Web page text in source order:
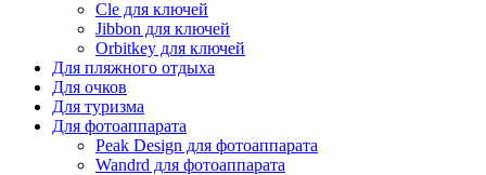
Cle для ключей
Jibbon для ключей
Orbitkey для ключей
Для пляжного отдыха
Для очков
Для туризма
Для фотоаппарата
Peak Design для фотоаппарата
Wandrd для фотоаппарата